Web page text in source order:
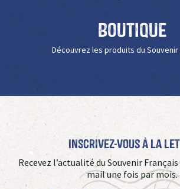
Boutique
Découvrez les produits du Souvenir
Inscrivez-vous à La
Recevez l’actualité du Souvenir
mail une fois par mois.